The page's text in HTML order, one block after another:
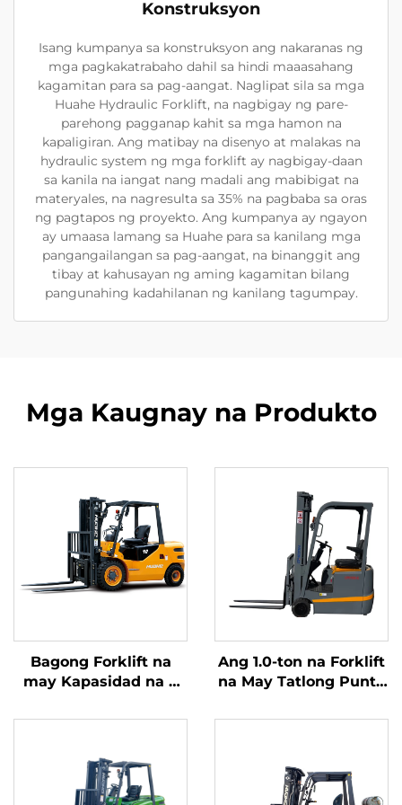
Konstruksyon
Isang kumpanya sa konstruksyon ang nakaranas ng
mga pagkakatrabaho dahil sa hindi maaasahang
kagamitan para sa pag-aangat. Naglipat sila sa mga
Huahe Hydraulic Forklift, na nagbigay ng pare-
parehong pagganap kahit sa mga hamon na
kapaligiran. Ang matibay na disenyo at malakas na
hydraulic system ng mga forklift ay nagbigay-daan
sa kanila na iangat nang madali ang mabibigat na
materyales, na nagresulta sa 35% na pagbaba sa oras
ng pagtapos ng proyekto. Ang kumpanya ay ngayon
ay umaasa lamang sa Huahe para sa kanilang mga
pangangailangan sa pag-aangat, na binanggit ang
tibay at kahusayan ng aming kagamitan bilang
pangunahing kadahilanan ng kanilang tagumpay.
Mga Kaugnay na Produkto
Bagong Forklift na
may Kapasidad na 4
kumukuha ng
diesel, na may mataas
na kalidad na Hapones
na motor ng ISUZU
Ang 1.0-ton na Forklift
na May Tatlong Punto
Battery at May
may Makatwirang
Presyo